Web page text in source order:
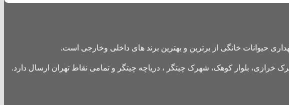
حیوانات خانگی از برترین و بهترین برند های داخلی وخارجی است.